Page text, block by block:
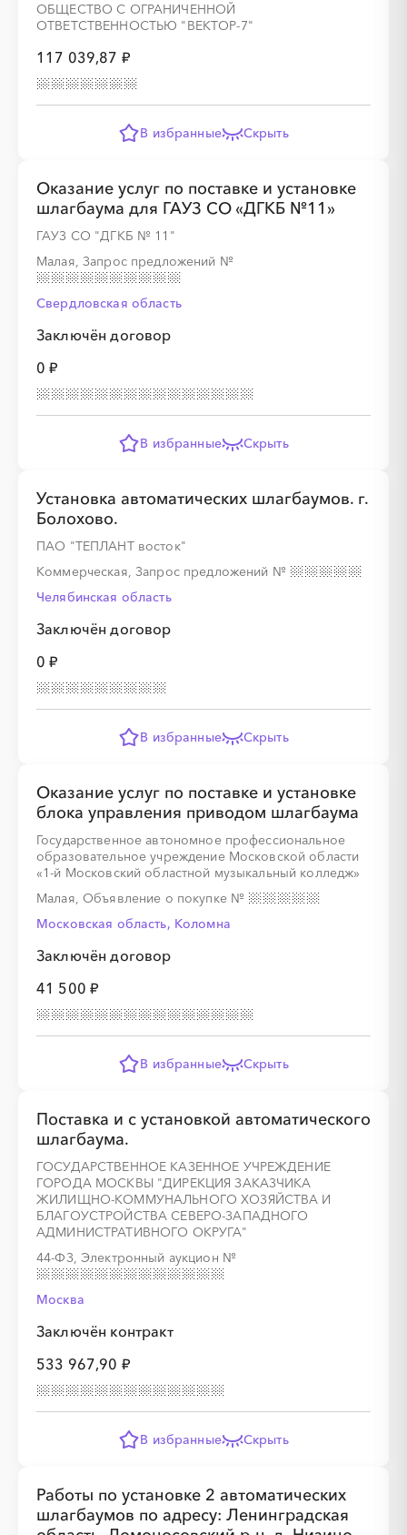
ОБЩЕСТВО С ОГРАНИЧЕННОЙ
ОТВЕТСТВЕННОСТЬЮ "ВЕКТОР-7"
117 039,87 ₽
В избранные Скрыть
Оказание услуг по поставке и установке
шлагбаума для ГАУЗ СО «ДГКБ №11»
ГАУЗ СО "ДГКБ № 11"
Малая, Запрос предложений №
Свердловская область
Заключён договор
0 ₽
В избранные Скрыть
Установка автоматических шлагбаумов. г.
Болохово.
ПАО "ТЕПЛАНТ восток"
Коммерческая, Запрос предложений №
Челябинская область
Заключён договор
0 ₽
В избранные Скрыть
Оказание услуг по поставке и установке
блока управления приводом шлагбаума
Государственное автономное профессиональное
образовательное учреждение Московской области
«1-й Московский областной музыкальный колледж»
Малая, Объявление о покупке №
Московская область, Коломна
Заключён договор
41 500 ₽
В избранные Скрыть
Поставка и c установкой автоматического
шлагбаума.
ГОСУДАРСТВЕННОЕ КАЗЕННОЕ УЧРЕЖДЕНИЕ
ГОРОДА МОСКВЫ "ДИРЕКЦИЯ ЗАКАЗЧИКА
ЖИЛИЩНО-КОММУНАЛЬНОГО ХОЗЯЙСТВА И
БЛАГОУСТРОЙСТВА СЕВЕРО-ЗАПАДНОГО
АДМИНИСТРАТИВНОГО ОКРУГА"
44-ФЗ, Электронный аукцион №
Москва
Заключён контракт
533 967,90 ₽
В избранные Скрыть
Работы по установке 2 автоматических
шлагбаумов по адресу: Ленинградская